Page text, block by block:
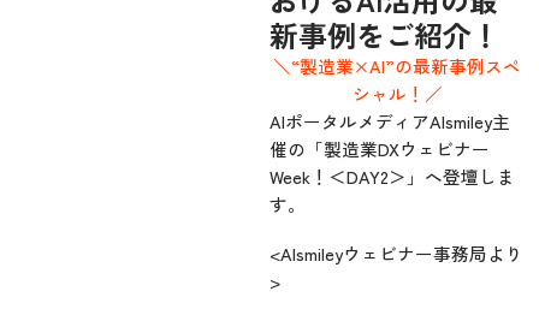
新事例をご紹介！
＼“製造業×AI”の最新事例スペ
シャル！／
AIポータルメディアAIsmiley主
催の「製造業DXウェビナー
Week！＜DAY2＞」へ登壇しま
す。
<AIsmileyウェビナー事務局より
>